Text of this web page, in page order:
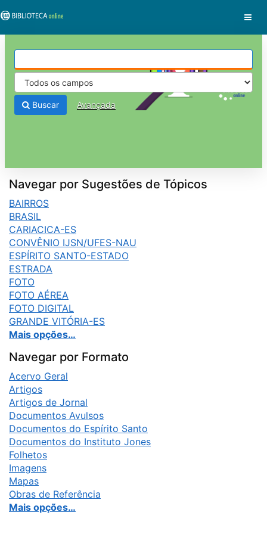
VuFind
Buscar Avançada
Navegar por Sugestões de Tópicos
BAIRROS
BRASIL
CARIACICA-ES
CONVÊNIO IJSN/UFES-NAU
ESPÍRITO SANTO-ESTADO
ESTRADA
FOTO
FOTO AÉREA
FOTO DIGITAL
GRANDE VITÓRIA-ES
Mais opções…
Navegar por Formato
Acervo Geral
Artigos
Artigos de Jornal
Documentos Avulsos
Documentos do Espírito Santo
Documentos do Instituto Jones
Folhetos
Imagens
Mapas
Obras de Referência
Mais opções…